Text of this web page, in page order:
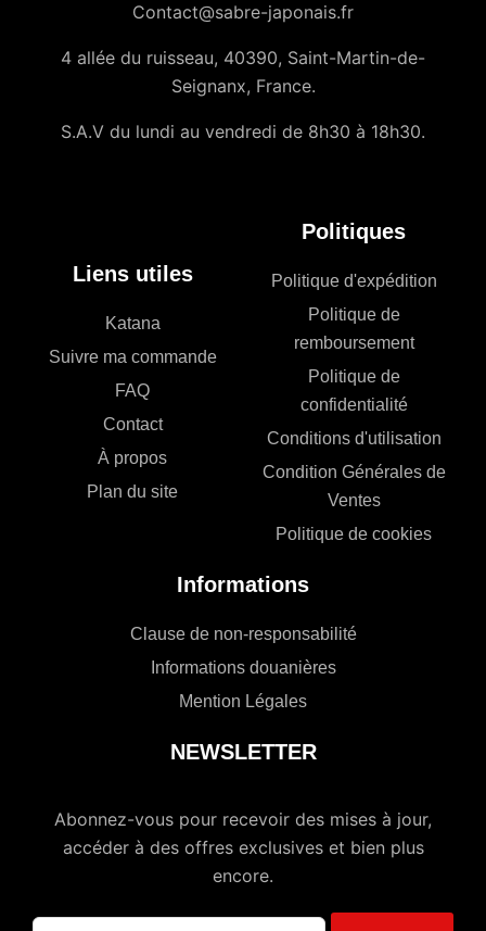
Contact@sabre-japonais.fr
4 allée du ruisseau, 40390, Saint-Martin-de-
Seignanx, France.
S.A.V du lundi au vendredi de 8h30 à 18h30.
Liens utiles
Katana
Suivre ma commande
FAQ
Contact
À propos
Plan du site
Politiques
Politique d'expédition
Politique de
remboursement
Politique de
confidentialité
Conditions d'utilisation
Condition Générales de
Ventes
Politique de cookies
Informations
Clause de non-responsabilité
Informations douanières
Mention Légales
NEWSLETTER
Abonnez-vous pour recevoir des mises à jour,
accéder à des offres exclusives et bien plus
encore.